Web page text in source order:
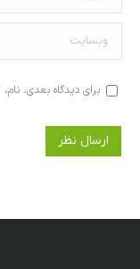
وبسایت
برای دیدگاه بعدی،
ارسال نظر